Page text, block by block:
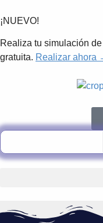
¡NUEVO!
Realiza tu simulación
gratuita. Realizar ahora